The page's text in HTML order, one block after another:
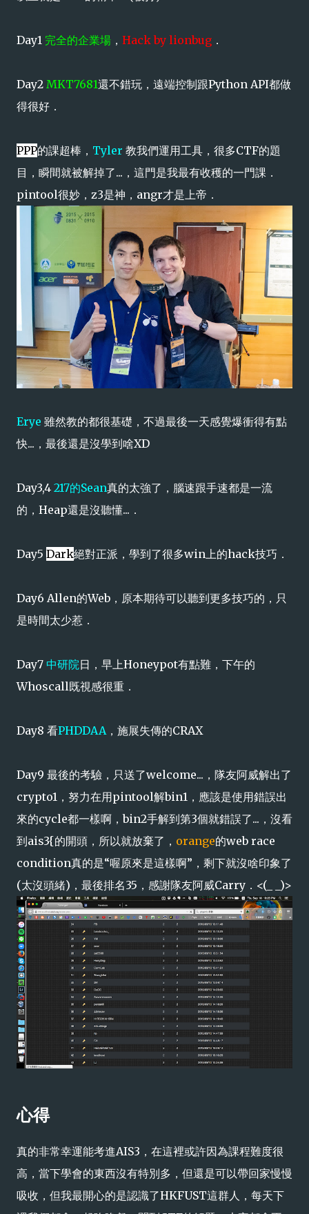
Day1 完全的企業場 ， Hack by lionbug ．
Day2 MKT7681還不錯玩，遠端控制跟Python API都做
得很好．
PPP的課超棒， Tyler 教我們運用工具，很多CTF的題
目，瞬間就被解掉了...，這門是我最有收穫的一門課．
pintool很妙，z3是神，angr才是上帝．
Erye 雖然教的都很基礎，不過最後一天感覺爆衝得有點
快...，最後還是沒學到啥XD
Day3,4 217的Sean真的太強了，腦速跟手速都是一流
的，Heap還是沒聽懂...．
Day5 Dark絕對正派，學到了很多win上的hack技巧．
Day6 Allen的Web，原本期待可以聽到更多技巧的，只
是時間太少惹．
Day7 中研院日，早上Honeypot有點難，下午的
Whoscall既視感很重．
Day8 看PHDDAA ，施展失傳的CRAX
Day9 最後的考驗，只送了welcome...，隊友阿威解出了
crypto1，努力在用pintool解bin1，應該是使用錯誤出
來的cycle都一樣啊，bin2手解到第3個就錯誤了...，沒看
到ais3{的開頭，所以就放棄了， orange的web race
condition真的是“喔原來是這樣啊”，剩下就沒啥印象了
(太沒頭緒)，最後排名35，感謝隊友阿威Carry．<(_ _)>
心得
真的非常幸運能考進AIS3，在這裡或許因為課程難度很
高，當下學會的東西沒有特別多，但還是可以帶回家慢慢
吸收，但我最開心的是認識了HKFUST這群人，每天下